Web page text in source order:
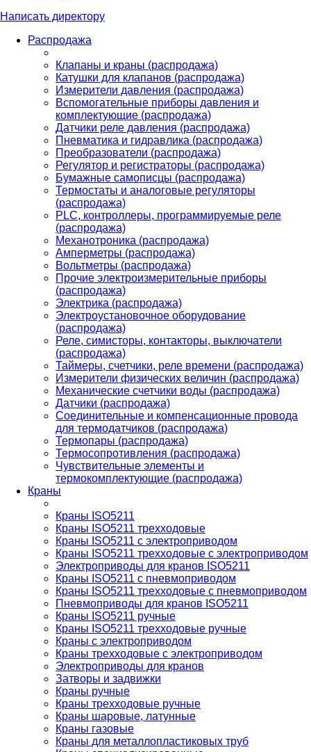
Написать директору
Распродажа
Клапаны и краны (распродажа)
Катушки для клапанов (распродажа)
Измерители давления (распродажа)
Вспомогательные приборы давления и
комплектующие (распродажа)
Датчики реле давления (распродажа)
Пневматика и гидравлика (распродажа)
Преобразователи (распродажа)
Регулятор и регистраторы (распродажа)
Бумажные самописцы (распродажа)
Термостаты и аналоговые регуляторы
(распродажа)
PLС, контроллеры, программируемые реле
(распродажа)
Механотроника (распродажа)
Амперметры (распродажа)
Вольтметры (распродажа)
Прочие электроизмерительные приборы
(распродажа)
Электрика (распродажа)
Электроустановочное оборудование
(распродажа)
Реле, симисторы, контакторы, выключатели
(распродажа)
Таймеры, счетчики, реле времени (распродажа)
Измерители физических величин (распродажа)
Механические счетчики воды (распродажа)
Датчики (распродажа)
Соединительные и компенсационные провода
для термодатчиков (распродажа)
Термопары (распродажа)
Термосопротивления (распродажа)
Чувствительные элементы и
термокомплектующие (распродажа)
Краны
Краны ISO5211
Краны ISO5211 трехходовые
Краны ISO5211 с электроприводом
Краны ISO5211 трехходовые с электроприводом
Электроприводы для кранов ISO5211
Краны ISO5211 с пневмоприводом
Краны ISO5211 трехходовые с пневмоприводом
Пневмоприводы для кранов ISO5211
Краны ISO5211 ручные
Краны ISO5211 трехходовые ручные
Краны с электроприводом
Краны трехходовые с электроприводом
Электроприводы для кранов
Затворы и задвижки
Краны ручные
Краны трехходовые ручные
Краны шаровые, латунные
Краны газовые
Краны для металлопластиковых труб